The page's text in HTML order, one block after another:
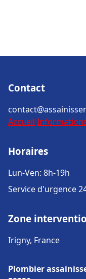
Contact
Accueil
Horaires
Lun-Ven: 8h-19h
Service d'urgence
Zone
Irigny, France
Plombier